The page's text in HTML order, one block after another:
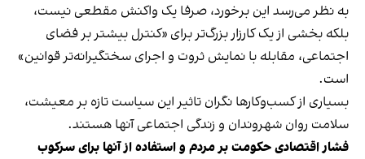
به نظر می‌رسد این برخورد، صرفا یک واکنش مقطعی نیست،
بلکه بخشی از یک کارزار بزرگ‌تر برای «کنترل بیشتر بر فضای
اجتماعی، مقابله با نمایش ثروت و اجرای سختگیرانه‌تر قوانین»
است.
بسیاری از کسب‌وکارها نگران تاثیر این سیاست‌ تازه بر معیشت،
سلامت روان شهروندان و زندگی اجتماعی آنها هستند.
فشار اقتصادی حکومت بر مردم و استفاده از آنها برای سرکوب